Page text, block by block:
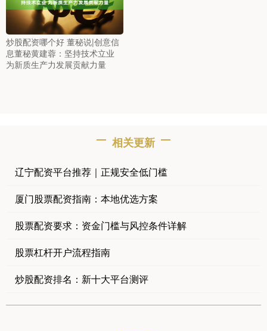
炒股配资哪个好 董秘说|创意信
息董秘黄建蓉：坚持技术立业
为新质生产力发展贡献力量
相关更新
辽宁配资平台推荐｜正规安全低门槛
厦门股票配资指南：本地优选方案
股票配资要求：资金门槛与风控条件详解
股票杠杆开户流程指南
炒股配资排名：新十大平台测评